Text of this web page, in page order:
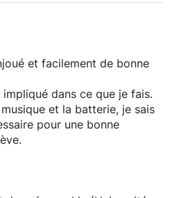
et facilement de bonne
dans ce que je fais.
et la batterie, je sais
pour une bonne